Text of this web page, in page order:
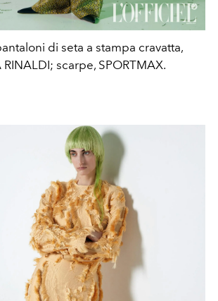
di seta a stampa cravatta,
RINALDI; scarpe, SPORTMAX.